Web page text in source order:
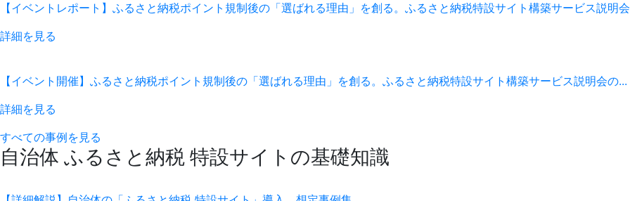
【イベントレポート】ふるさと納税ポイント規制後の「選ばれる理由」を創る。ふるさと納税特設サイト構築サービス説明会
詳細を見る
【イベント開催】ふるさと納税ポイント規制後の「選ばれる理由」を創る。ふるさと納税特設サイト構築サービス説明会の...
詳細を見る
すべての事例を見る
自治体 ふるさと納税 特設サイトの基礎知識